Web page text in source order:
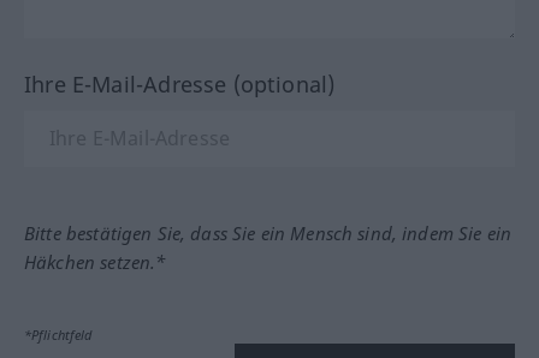
Ihre E-Mail-Adresse (optional)
Bitte bestätigen Sie, dass Sie ein Mensch sind, indem Sie ein
Häkchen setzen.*
*Pflichtfeld